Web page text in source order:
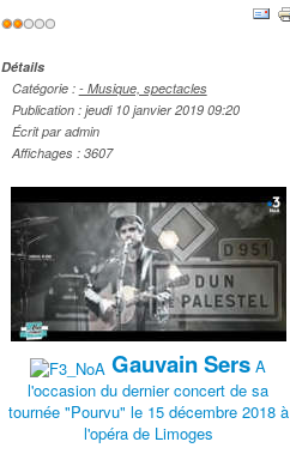
Vote
Détails
Catégorie : - Musique, spectacles
Publication : jeudi 10 janvier 2019 09:20
Écrit par admin
Affichages : 3607
Gauvain Sers A
l'occasion du dernier concert de sa
tournée "Pourvu" le 15 décembre 2018 à
l'opéra de Limoges